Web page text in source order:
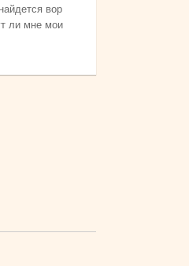
вор
ли мне мои